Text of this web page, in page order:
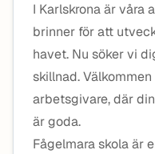
I Karlskrona är våra
brinner för att
havet. Nu söker vi
skillnad.
arbetsgivare, där
är goda.
Fågelmara skola är